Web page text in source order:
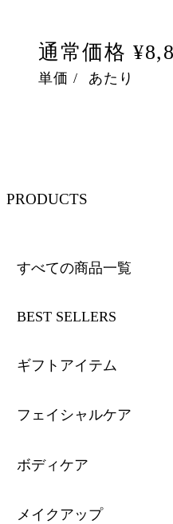
通常価格
単価 / あたり
PRODUCTS
すべての商品一覧
BEST SELLERS
ギフトアイテム
フェイシャルケア
ボディケア
メイクアップ